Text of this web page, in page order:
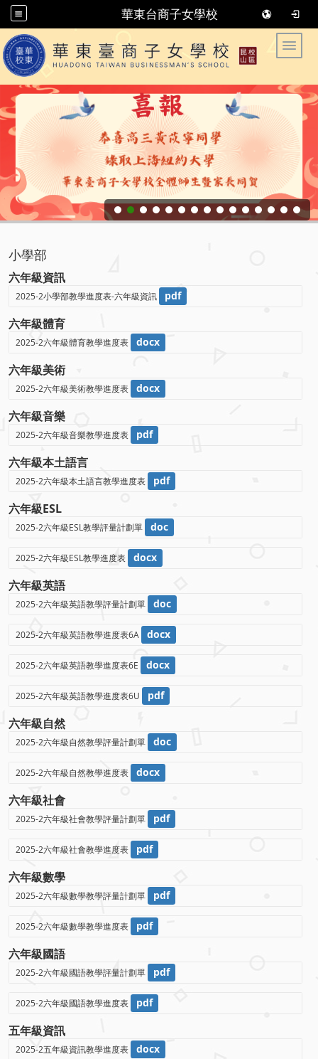
華東台商子女學校
華東臺商子女學校 华东台商子女学校
小學部
五年級資訊
2025-2五年級資訊教學進度表 docx
六年級國語
2025-2六年級國語教學評量計劃單 pdf
2025-2六年級國語教學進度表 pdf
六年級數學
2025-2六年級數學教學評量計劃單 pdf
2025-2六年級數學教學進度表 pdf
六年級社會
2025-2六年級社會教學評量計劃單 pdf
2025-2六年級社會教學進度表 pdf
六年級自然
2025-2六年級自然教學評量計劃單 doc
2025-2六年級自然教學進度表 docx
六年級英語
2025-2六年級英語教學評量計劃單 doc
2025-2六年級英語教學進度表6A docx
2025-2六年級英語教學進度表6E docx
2025-2六年級英語教學進度表6U pdf
六年級ESL
2025-2六年級ESL教學評量計劃單 doc
2025-2六年級ESL教學進度表 docx
六年級本土語言
2025-2六年級本土語言教學進度表 pdf
六年級音樂
2025-2六年級音樂教學進度表 pdf
六年級美術
2025-2六年級美術教學進度表 docx
六年級體育
2025-2六年級體育教學進度表 docx
六年級資訊
2025-2小學部教學進度表-六年級資訊 pdf